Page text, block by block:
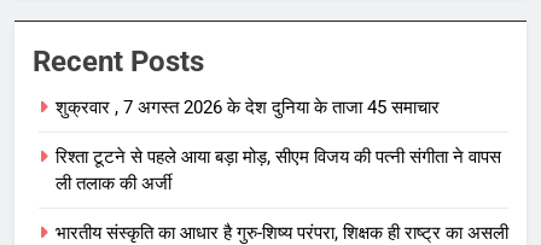
Recent Posts
शुक्रवार , 7 अगस्त 2026 के देश दुनिया के ताजा 45 समाचार
रिश्ता टूटने से पहले आया बड़ा मोड़, सीएम विजय की पत्नी संगीता ने वापस
ली तलाक की अर्जी
भारतीय संस्कृति का आधार है गुरु-शिष्य परंपरा, शिक्षक ही राष्ट्र का असली